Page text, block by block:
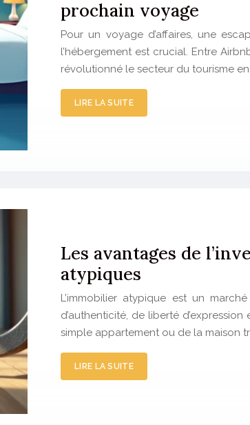
prochain voyage
Pour un voyage d’affaires, une
l’hébergement est crucial. Entre
révolutionné le secteur du tourisme
LIRE LA SUITE
Les avantages de
atypiques
L’immobilier atypique est un
d’authenticité, de liberté
simple appartement ou de la maison
LIRE LA SUITE